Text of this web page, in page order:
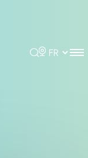
Rechercher
Choisir la